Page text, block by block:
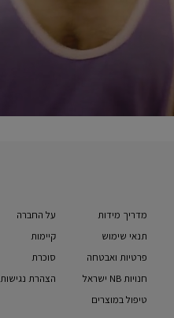
מדריך מידות
תנאי שימוש
פרטיות ואבטחה
חנויות NB ישראל
טיפול במוצרים
על החברה
קיימות
סוכרת
הצהרת נגישות